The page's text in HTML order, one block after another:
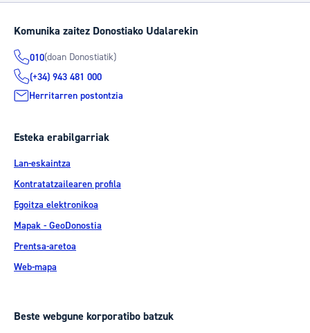
Komunika zaitez Donostiako Udalarekin
010(doan Donostiatik)
(+34) 943 481 000
Herritarren postontzia
Esteka erabilgarriak
Lan-eskaintza
Kontratatzailearen profila
Egoitza elektronikoa
Mapak - GeoDonostia
Prentsa-aretoa
Web-mapa
Beste webgune korporatibo batzuk